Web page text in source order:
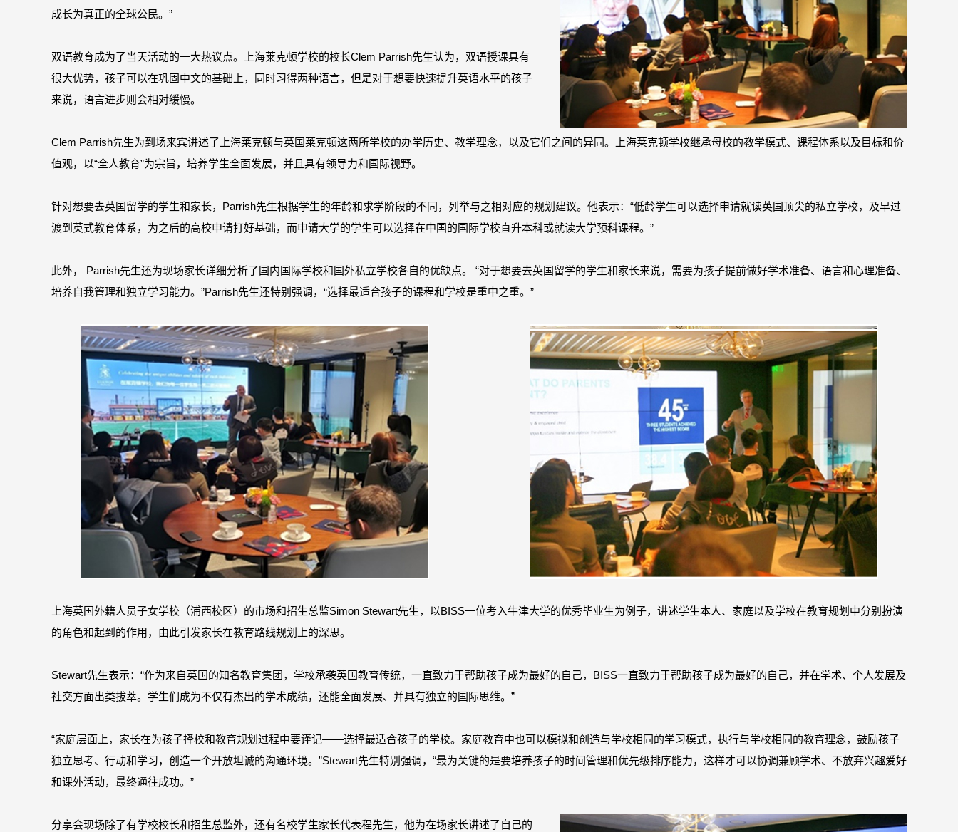
成长为真正的全球公民。”
双语教育成为了当天活动的一大热议点。上海莱克顿学校的校长Clem Parrish先生认为，双语授课具有
很大优势，孩子可以在巩固中文的基础上，同时习得两种语言，但是对于想要快速提升英语水平的孩子
来说，语言进步则会相对缓慢。
Clem Parrish先生为到场来宾讲述了上海莱克顿与英国莱克顿这两所学校的办学历史、教学理念，以及它们之间的异同。上海莱克顿学校继承母校的教学模式、课程体系以及目标和价
值观，以“全人教育”为宗旨，培养学生全面发展，并且具有领导力和国际视野。
针对想要去英国留学的学生和家长，Parrish先生根据学生的年龄和求学阶段的不同，列举与之相对应的规划建议。他表示：“低龄学生可以选择申请就读英国顶尖的私立学校，及早过
渡到英式教育体系，为之后的高校申请打好基础，而申请大学的学生可以选择在中国的国际学校直升本科或就读大学预科课程。”
此外， Parrish先生还为现场家长详细分析了国内国际学校和国外私立学校各自的优缺点。 “对于想要去英国留学的学生和家长来说，需要为孩子提前做好学术准备、语言和心理准备、
培养自我管理和独立学习能力。”Parrish先生还特别强调，“选择最适合孩子的课程和学校是重中之重。”
上海英国外籍人员子女学校（浦西校区）的市场和招生总监Simon Stewart先生，以BISS一位考入牛津大学的优秀毕业生为例子，讲述学生本人、家庭以及学校在教育规划中分别扮演
的角色和起到的作用，由此引发家长在教育路线规划上的深思。
Stewart先生表示：“作为来自英国的知名教育集团，学校承袭英国教育传统，一直致力于帮助孩子成为最好的自己，BISS一直致力于帮助孩子成为最好的自己，并在学术、个人发展及
社交方面出类拔萃。学生们成为不仅有杰出的学术成绩，还能全面发展、并具有独立的国际思维。”
“家庭层面上，家长在为孩子择校和教育规划过程中要谨记——选择最适合孩子的学校。家庭教育中也可以模拟和创造与学校相同的学习模式，执行与学校相同的教育理念，鼓励孩子
独立思考、行动和学习，创造一个开放坦诚的沟通环境。”Stewart先生特别强调，“最为关键的是要培养孩子的时间管理和优先级排序能力，这样才可以协调兼顾学术、不放弃兴趣爱好
和课外活动，最终通往成功。”
分享会现场除了有学校校长和招生总监外，还有名校学生家长代表程先生，他为在场家长讲述了自己的